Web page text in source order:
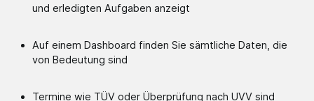
und erledigten Aufgaben anzeigt
Auf einem Dashboard finden Sie sämtliche Daten, die
von Bedeutung sind
Termine wie TÜV oder Überprüfung nach UVV sind